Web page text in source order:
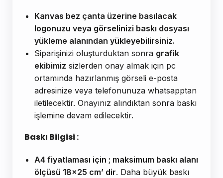
Kanvas bez çanta üzerine basılacak
logonuzu veya görselinizi baskı dosyası
yükleme alanından yükleyebilirsiniz.
Siparişinizi oluşturduktan sonra grafik
ekibimiz sizlerden onay almak için pc
ortamında hazırlanmış görseli e-posta
adresinize veya telefonunuza whatsapptan
iletilecektir. Onayınız alındıktan sonra baskı
işlemine devam edilecektir.
Baskı Bilgisi :
A4 fiyatlaması için ; maksimum baskı alanı
ölçüsü 18x25 cm’ dir. Daha büyük baskı